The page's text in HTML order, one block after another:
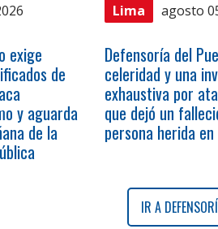
exige
de
y aguarda
de la
Lima agosto
Defensoría del
celeridad y una
exhaustiva por
que dejó un
persona herida en
IR A